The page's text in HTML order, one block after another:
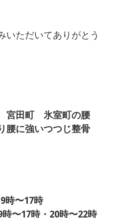
いただいてありがとう
宮田町 氷室町の腰
腰に強いつつじ整骨
9時〜17時
〜17時・20時〜22時